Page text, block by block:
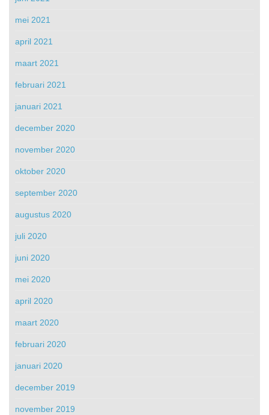
mei 2021
april 2021
maart 2021
februari 2021
januari 2021
december 2020
november 2020
oktober 2020
september 2020
augustus 2020
juli 2020
juni 2020
mei 2020
april 2020
maart 2020
februari 2020
januari 2020
december 2019
november 2019